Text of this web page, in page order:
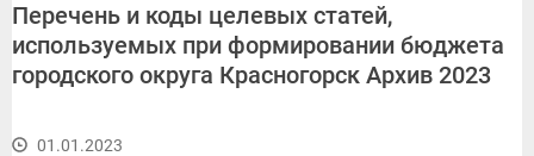
Перечень и коды целевых статей,
используемых при формировании бюджета
городского округа Красногорск Архив 2023
01.01.2023